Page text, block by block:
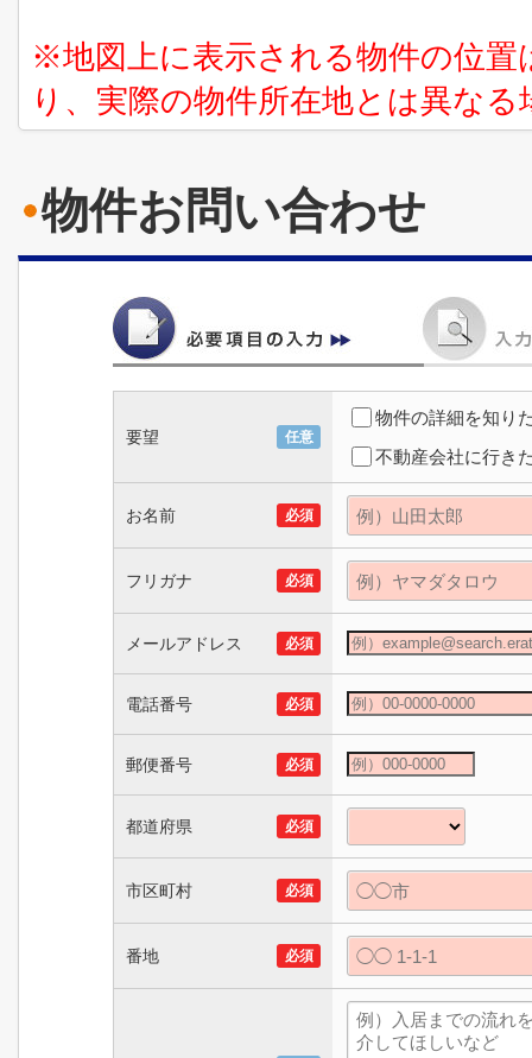
※地図上に表示される物件の位
り、実際の物件所在地とは異な
物件お問い合わせ
要望 任意
物件の詳細を知り
不動産会社に行き
お名前 必須
フリガナ 必須
メールアドレス 必須
電話番号 必須
郵便番号 必須
都道府県 必須
市区町村 必須
番地 必須